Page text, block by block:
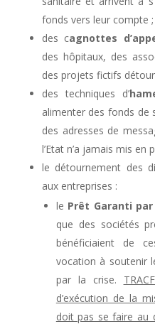
fonds vers leur compte ;
des cagnottes
des hôpitaux, des
des projets fictifs
des techniques d’
alimenter des fonds de
des adresses de
l’Etat n’a jamais mis
le détournement des
aux entreprises :
le Prêt Garanti par
que des sociétés
bénéficiaient de
vocation à soutenir
par la crise.
d’exécution de la
doit pas se faire au